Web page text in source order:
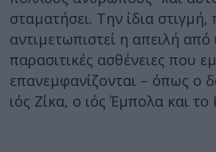
σταματήσει. Την ίδια στιγμή,
αντιμετωπιστεί η απειλή από
παρασιτικές ασθένειες που
επανεμφανίζονται – όπως ο
ιός Ζίκα, ο ιός Έμπολα και